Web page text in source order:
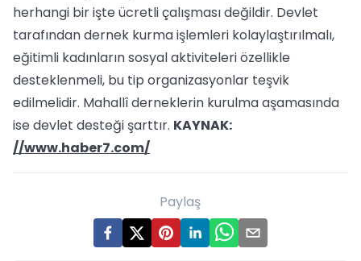
herhangi bir işte ücretli çalışması değildir. Devlet
tarafından dernek kurma işlemleri kolaylaştırılmalı,
eğitimli kadınların sosyal aktiviteleri özellikle
desteklenmeli, bu tip organizasyonlar teşvik
edilmelidir. Mahallî derneklerin kurulma aşamasında
ise devlet desteği şarttır. KAYNAK:
//www.haber7.com/
Paylaş